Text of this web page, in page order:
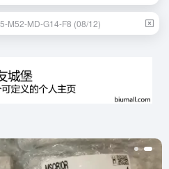
M52-MD-G14-F8 (08/12)